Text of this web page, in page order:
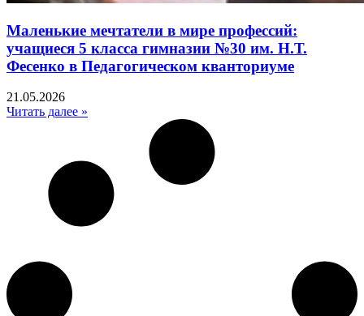
Маленькие мечтатели в мире профессий:
учащиеся 5 класса гимназии №30 им. Н.Т.
Фесенко в Педагогическом кванториуме
21.05.2026
Читать далее »